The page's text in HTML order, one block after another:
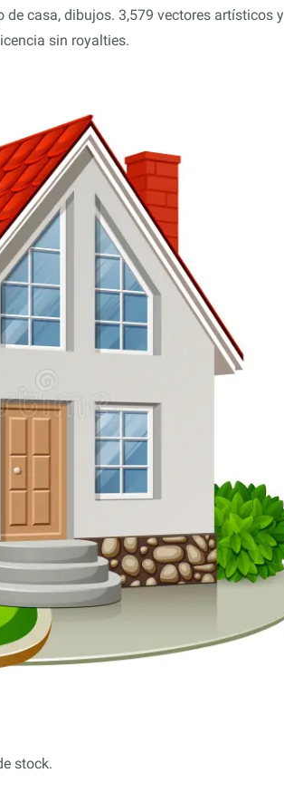
casa, dibujos. 3,579 vectores artísticos y
sin royalties.
stock.